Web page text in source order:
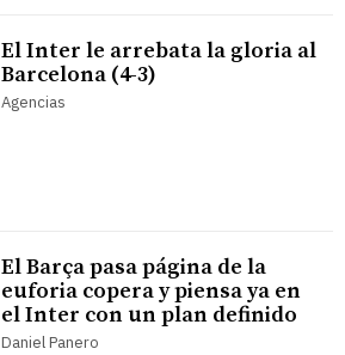
El Inter le arrebata la gloria al
Barcelona (4-3)
Agencias
El Barça pasa página de la
euforia copera y piensa ya en
el Inter con un plan definido
Daniel Panero